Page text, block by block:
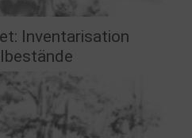
Inventarisation